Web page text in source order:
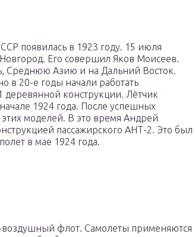
появилась в 1923 году. 15 июля
Его совершил Яков Моисеев.
Среднюю Азию и на Дальний Восток.
в 20-е годы начали работать
деревянной конструкции. Лётчик
1924 года. После успешных
моделей. В это время Андрей
пассажирского АНТ-2. Это был
в мае 1924 года.
воздушный флот. Самолеты применяются